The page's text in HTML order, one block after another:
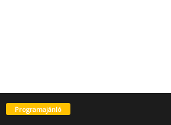
Programajánló